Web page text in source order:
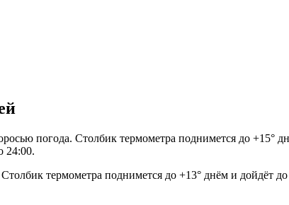
погода. Столбик термометра поднимется до
24:00.
термометра поднимется до +13° днём и дойдёт